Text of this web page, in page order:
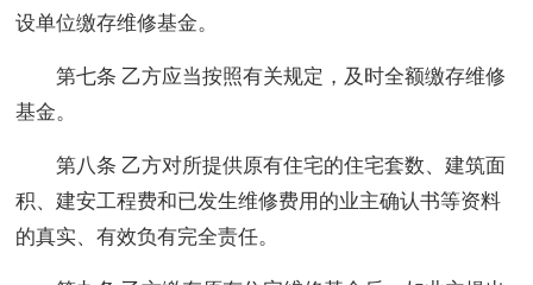
设单位缴存维修基金。
第七条 乙方应当按照有关规定，及时全额缴存维修
基金。
第八条 乙方对所提供原有住宅的住宅套数、建筑面
积、建安工程费和已发生维修费用的业主确认书等资料
的真实、有效负有完全责任。